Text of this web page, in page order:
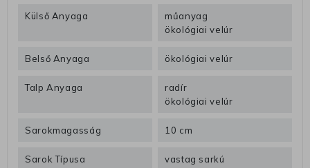
Külső Anyaga
műanyag
ökológiai velúr
Belső Anyaga ökológiai velúr
Talp Anyaga
radír
ökológiai velúr
Sarokmagasság 10 cm
Sarok Típusa vastag sarkú